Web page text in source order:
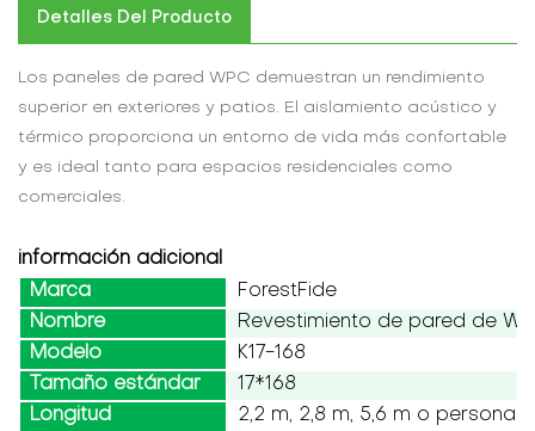
Detalles Del Producto
Los paneles de pared WPC demuestran un rendimiento
superior en exteriores y patios. El aislamiento acústico y
térmico proporciona un entorno de vida más confortable
y es ideal tanto para espacios residenciales como
comerciales.
información adicional
Marca
ForestFide
Nombre
Revestimiento de pared de
Modelo
K17-168
Tamaño estándar
17*168
Longitud
2,2 m, 2,8 m, 5,6 m o